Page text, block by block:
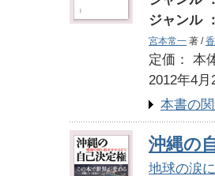
ジャンル
宮本常一 著 /
定価：
2012年4月
本書の
沖縄の
地球の涙